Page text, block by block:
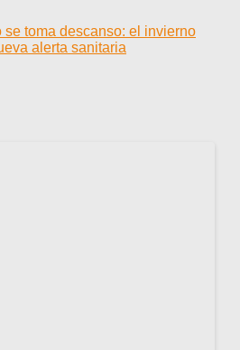
se toma descanso: el invierno
alerta sanitaria